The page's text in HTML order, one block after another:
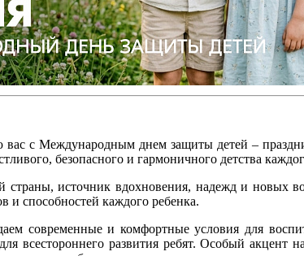
с Международным днем защиты детей –
безопасного и гармоничного детства
страны, источник вдохновения, надежд и новых
и способностей каждого ребенка.
современные и комфортные условия для
всестороннего развития ребят. Особый